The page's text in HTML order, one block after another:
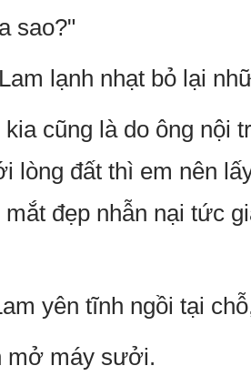
sao?"
lạnh nhạt bỏ lại
cũng là do ông nội
lòng đất thì em nên
đẹp nhẫn nại tức
yên tĩnh ngồi tại
mở máy sưởi.